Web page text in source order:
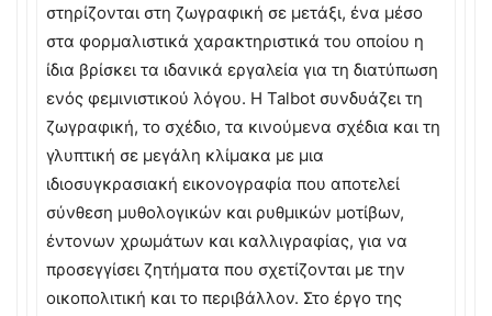
στηρίζονται στη ζωγραφική σε μετάξι, ένα μέσο
στα φορμαλιστικά χαρακτηριστικά του οποίου η
ίδια βρίσκει τα ιδανικά εργαλεία για τη διατύπωση
ενός φεμινιστικού λόγου. Η Talbot συνδυάζει τη
ζωγραφική, το σχέδιο, τα κινούμενα σχέδια και τη
γλυπτική σε μεγάλη κλίμακα με μια
ιδιοσυγκρασιακή εικονογραφία που αποτελεί
σύνθεση μυθολογικών και ρυθμικών μοτίβων,
έντονων χρωμάτων και καλλιγραφίας, για να
προσεγγίσει ζητήματα που σχετίζονται με την
οικοπολιτική και το περιβάλλον. Στο έργο της